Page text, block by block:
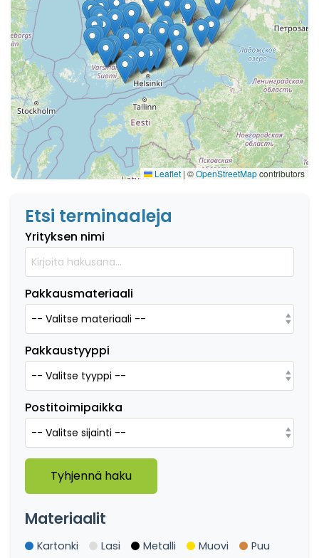
Leaflet | ©OpenStreetMapcontributors
Etsi terminaaleja
Yrityksen nimi
Pakkausmateriaali
Pakkaustyyppi
Postitoimipaikka
Tyhjennä haku
Materiaalit
Kartonki Lasi Metalli Muovi Puu